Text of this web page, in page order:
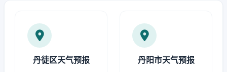
丹徒区天气预报 丹阳市天气预报